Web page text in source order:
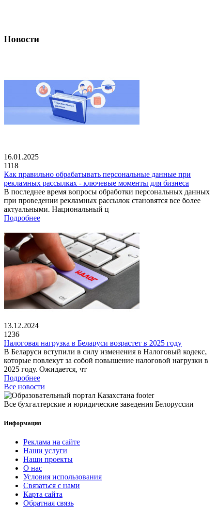
Новости
16.01.2025
1118
Как правильно обрабатывать персональные данные при
рекламных рассылках - ключевые моменты для бизнеса
В последнее время вопросы обработки персональных данных
при проведении рекламных рассылок становятся все более
актуальными. Национальный ц
Подробнее
13.12.2024
1236
Налоговая нагрузка в Беларуси возрастет в 2025 году
В Беларуси вступили в силу изменения в Налоговый кодекс,
которые повлекут за собой повышение налоговой нагрузки в
2025 году. Ожидается, чт
Подробнее
Все новости
Все бухгалтерские и юридические заведения Белоруссии
Информация
Реклама на сайте
Наши услуги
Наши проекты
О нас
Условия использования
Связаться с нами
Карта сайта
Обратная связь